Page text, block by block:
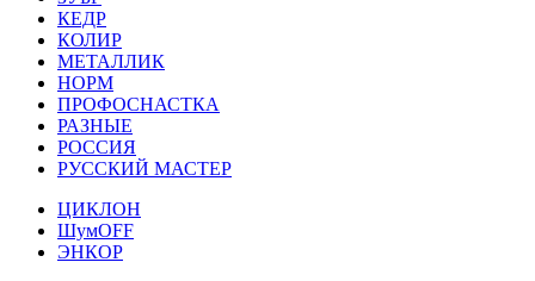
КЕДР
КОЛИР
МЕТАЛЛИК
НОРМ
ПРОФОСНАСТКА
РАЗНЫЕ
РОССИЯ
РУССКИЙ МАСТЕР
ЦИКЛОН
ШумOFF
ЭНКОР